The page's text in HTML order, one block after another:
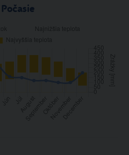
Počasie